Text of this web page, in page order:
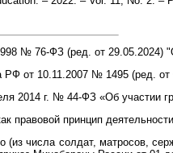
№ 76-ФЗ (ред. от
РФ от 10.11.2007 № 1495 (ред.
2014 г. № 44-ФЗ «Об участии
правовой принцип
числа солдат, матросов,